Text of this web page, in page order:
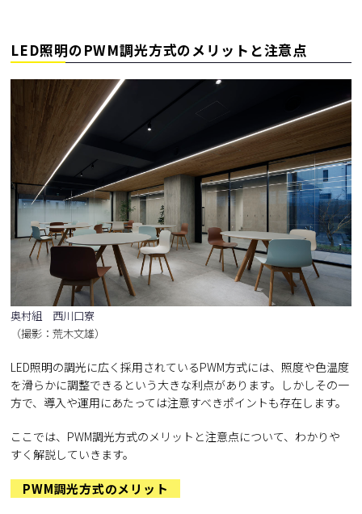
LED照明のPWM調光方式のメリットと注意点
奥村組 西川口寮
（撮影：荒木文雄）
LED照明の調光に広く採用されているPWM方式には、照度や色温度
を滑らかに調整できるという大きな利点があります。しかしその一
方で、導入や運用にあたっては注意すべきポイントも存在します。
ここでは、PWM調光方式のメリットと注意点について、わかりや
すく解説していきます。
PWM調光方式のメリット